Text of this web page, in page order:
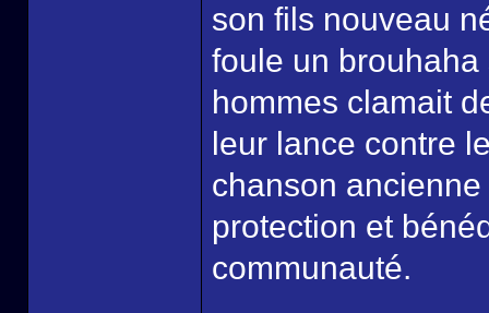
son fils nouveau
foule un
hommes clamait
leur lance contre
chanson
protection et
communauté.